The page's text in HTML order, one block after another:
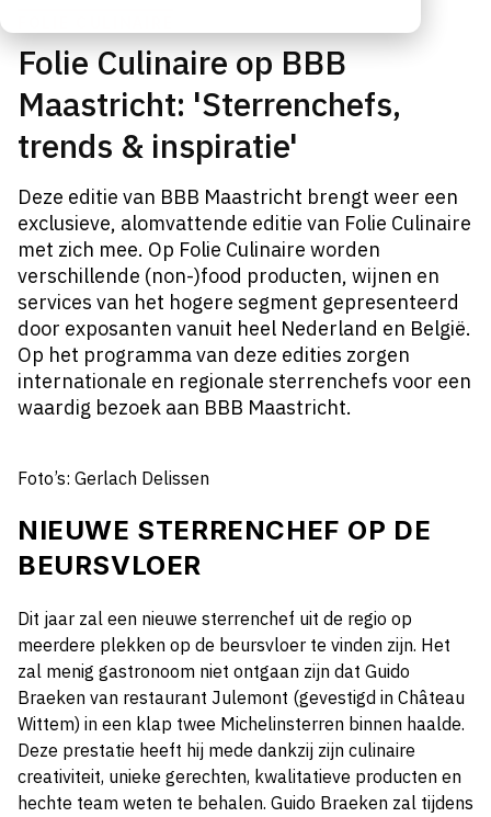
Folie Culinaire op BBB
Maastricht: 'Sterrenchefs,
trends & inspiratie'
Deze editie van BBB Maastricht brengt weer een
exclusieve, alomvattende editie van Folie Culinaire
met zich mee. Op Folie Culinaire worden
verschillende (non-)food producten, wijnen en
services van het hogere segment gepresenteerd
door exposanten vanuit heel Nederland en België.
Op het programma van deze edities zorgen
internationale en regionale sterrenchefs voor een
waardig bezoek aan BBB Maastricht.
Foto’s: Gerlach Delissen
NIEUWE STERRENCHEF OP DE
BEURSVLOER
Dit jaar zal een nieuwe sterrenchef uit de regio op
meerdere plekken op de beursvloer te vinden zijn. Het
zal menig gastronoom niet ontgaan zijn dat Guido
Braeken van restaurant Julemont (gevestigd in Château
Wittem) in een klap twee Michelinsterren binnen haalde.
Deze prestatie heeft hij mede dankzij zijn culinaire
creativiteit, unieke gerechten, kwalitatieve producten en
hechte team weten te behalen. Guido Braeken zal tijdens